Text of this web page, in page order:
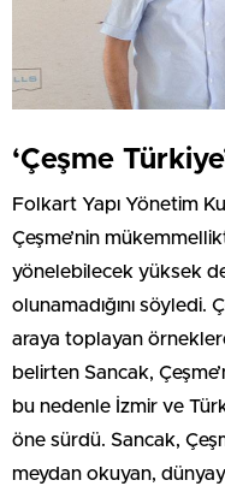
‘Çeşme
Folkart Yapı Yönetim
Çeşme’nin
yönelebilecek yüksek
olunamadığını söyledi.
araya toplayan
belirten Sancak,
bu nedenle İzmir ve
öne sürdü. Sancak,
meydan okuyan,